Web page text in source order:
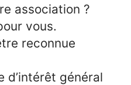
association ?
vous.
reconnue
d’intérêt général